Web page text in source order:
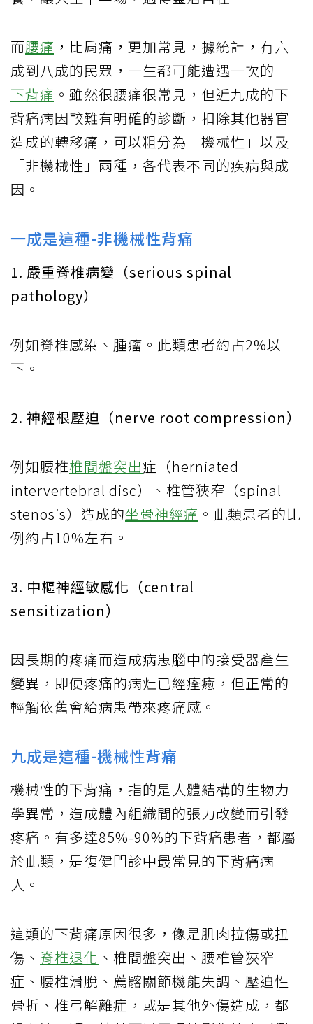
而腰痛 ，比肩痛，更加常見，據統計，有六
成到八成的民眾，一生都可能遭遇一次的
下背痛 。雖然很腰痛很常見，但近九成的下
背痛病因較難有明確的診斷，扣除其他器官
造成的轉移痛，可以粗分為「機械性」以及
「非機械性」兩種，各代表不同的疾病與成
因。
一成是這種-非機械性背痛
1. 嚴重脊椎病變（serious spinal
pathology）
例如脊椎感染、腫瘤。此類患者約占2%以
下。
2. 神經根壓迫（nerve root compression）
例如腰椎椎間盤突出症（herniated
intervertebral disc）、椎管狹窄（spinal
stenosis）造成的坐骨神經痛 。此類患者的比
例約占10%左右。
3. 中樞神經敏感化（central
sensitization）
因長期的疼痛而造成病患腦中的接受器產生
變異，即便疼痛的病灶已經痊癒，但正常的
輕觸依舊會給病患帶來疼痛感。
九成是這種-機械性背痛
機械性的下背痛，指的是人體結構的生物力
學異常，造成體內組織間的張力改變而引發
疼痛。有多達85%-90%的下背痛患者，都屬
於此類，是復健門診中最常見的下背痛病
人。
這類的下背痛原因很多，像是肌肉拉傷或扭
傷、 脊椎退化 、椎間盤突出、腰椎管狹窄
症、腰椎滑脫、薦髂關節機能失調、壓迫性
骨折、椎弓解離症，或是其他外傷造成，都